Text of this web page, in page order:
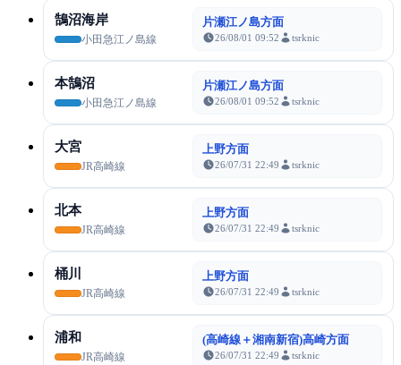
鵠沼海岸
小田急江ノ島線
片瀬江ノ島方面
26/08/01 09:52 tsrknic
本鵠沼
小田急江ノ島線
片瀬江ノ島方面
26/08/01 09:52 tsrknic
大宮
JR高崎線
上野方面
26/07/31 22:49 tsrknic
北本
JR高崎線
上野方面
26/07/31 22:49 tsrknic
桶川
JR高崎線
上野方面
26/07/31 22:49 tsrknic
浦和
JR高崎線
(高崎線＋湘南新宿)高崎方面
26/07/31 22:49 tsrknic